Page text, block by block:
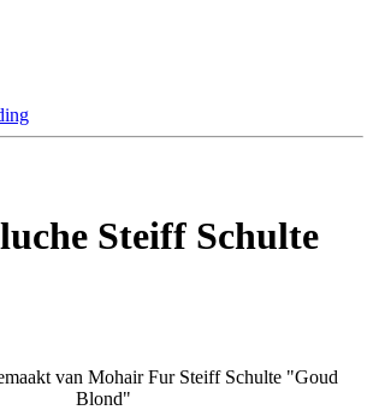
Steiff Schulte
van Mohair Fur Steiff Schulte "Goud
Blond"